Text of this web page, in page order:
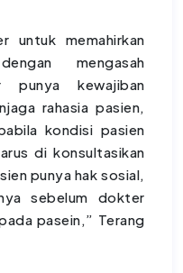
untuk memahirkan
mengasah
punya kewajiban
rahasia pasien,
kondisi pasien
di konsultasikan
punya hak sosial,
sebelum dokter
pasein,” Terang